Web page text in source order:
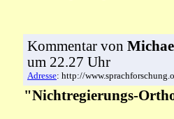
Kommentar von
um 22.27 Uhr
Adresse: http://
"Nichtregierungs-